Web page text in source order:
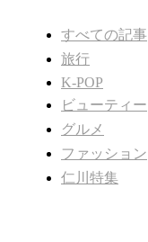
すべての記事
旅行
K-POP
ビューティー
グルメ
ファッション
仁川特集